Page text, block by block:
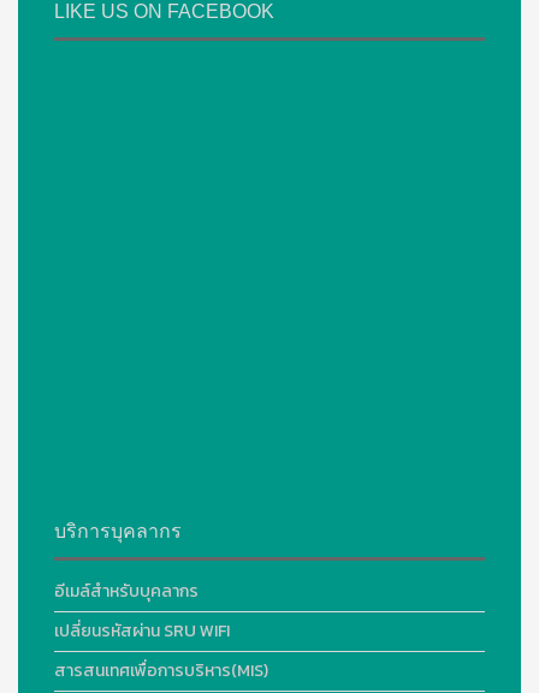
LIKE US ON FACEBOOK
บริการบุคลากร
อีเมล์สำหรับบุคลากร
เปลี่ยนรหัสผ่าน SRU WIFI
สารสนเทศเพื่อการบริหาร(MIS)